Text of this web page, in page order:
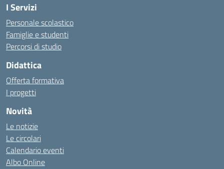
I Servizi
Personale scolastico
Famiglie e studenti
Percorsi di studio
Didattica
Offerta formativa
I progetti
Novità
Le notizie
Le circolari
Calendario eventi
Albo Online